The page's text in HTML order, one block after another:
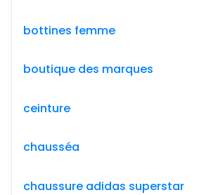
bottines femme
boutique des marques
ceinture
chausséa
chaussure adidas superstar